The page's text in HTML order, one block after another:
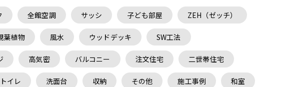
全館空調 サッシ 子ども部屋 ZEH（ゼッチ）
葉植物 風水 ウッドデッキ SW工法
高気密 バルコニー 注文住宅 二世帯住宅
トイレ 洗面台 収納 その他 施工事例 和室